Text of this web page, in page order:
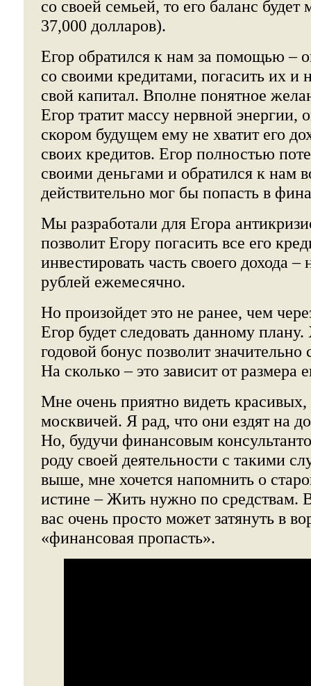
со своей семьей, то его баланс
37,000 долларов).
Егор обратился к нам за помощью –
со своими кредитами, погасить их и
свой капитал. Вполне понятное
Егор тратит массу нервной энергии,
скором будущем ему не хватит его
своих кредитов. Егор полностью
своими деньгами и обратился к нам
действительно мог бы попасть в
Мы разработали для Егора
позволит Егору погасить все его
инвестировать часть своего дохода
рублей ежемесячно.
Но произойдет это не ранее, чем
Егор будет следовать данному
годовой бонус позволит значительно
На сколько – это зависит от размера
Мне очень приятно видеть
москвичей. Я рад, что они ездят на
Но, будучи финансовым
роду своей деятельности с такими
выше, мне хочется напомнить о
истине – Жить нужно по средствам.
вас очень просто может затянуть в
«финансовая пропасть».